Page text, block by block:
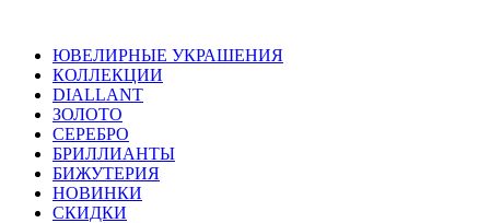
ЮВЕЛИРНЫЕ УКРАШЕНИЯ
КОЛЛЕКЦИИ
DIALLANT
ЗОЛОТО
СЕРЕБРО
БРИЛЛИАНТЫ
БИЖУТЕРИЯ
НОВИНКИ
СКИДКИ